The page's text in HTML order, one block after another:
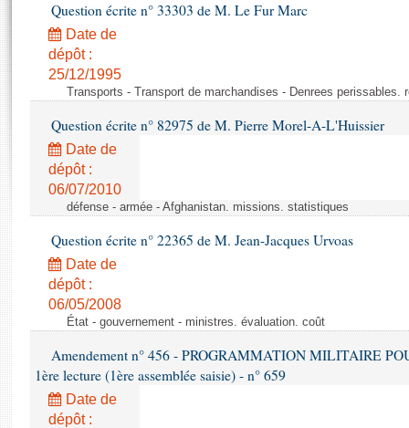
Projets de loi
Propositions de loi
Amendements
Textes adoptés
Rapports d'information
Rapports d'enquête
Rapports législatifs
Dossiers législatifs
Budget et sécurité sociale
Questions écrites et orales
Histoire
Juniors
Anciennes législatures
Liens vers les sites publics
Contacts et plan d'accès
Photos libres de droit
Question écrite n° 33303 de M. Le Fur Marc
Date de
dépôt :
25/12/1995
Transports - Transport de marchandises - Denrees perissables.
Question écrite n° 82975 de M. Pierre Morel-A-L'Huissier
Date de
dépôt :
06/07/2010
défense - armée - Afghanistan. missions. statistiques
Question écrite n° 22365 de M. Jean-Jacques Urvoas
Date de
dépôt :
06/05/2008
État - gouvernement - ministres. évaluation. coût
Amendement n° 456 - PROGRAMMATION MILITAIRE
1ère lecture (1ère assemblée saisie) - n° 659
Date de
dépôt :